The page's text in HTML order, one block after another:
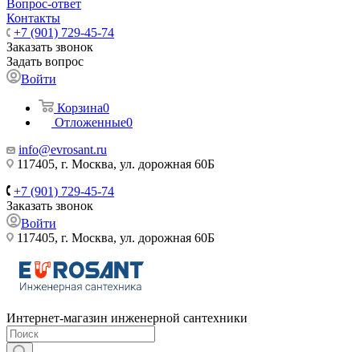
Вопрос-ответ
Контакты
+7 (901) 729-45-74
Заказать звонок
Задать вопрос
Войти
Корзина0
Отложенные0
info@evrosant.ru
117405, г. Москва, ул. дорожная 60Б
+7 (901) 729-45-74
Заказать звонок
Войти
117405, г. Москва, ул. дорожная 60Б
Интернет-магазин инженерной сантехники